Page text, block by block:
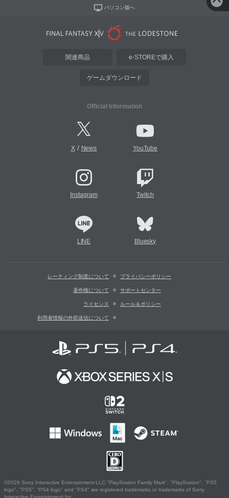
パソコン版へ
関連商品 e-STOREで購入
ゲームダウンロード
Official Information
X/ News YouTube
Instagram Twitch
LINE Bluesky
レーティング制度について プライバシーポリシー
著作権について サポートセンター
ライセンス ルール＆ポリシー
利用者情報の外部送信について
©2026 Sony Interactive Entertainment LLC."PlayStation Family Mark", "PlayStation", "PS5
logo", "PS5", "PS4 logo" and "PS4" are registered trademarks or trademarks of Sony
Interactive Entertainment Inc.